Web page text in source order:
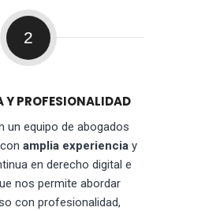
2
Y PROFESIONALIDAD
un equipo de abogados
amplia experienciay
en derecho digital e
nos permite abordar
con profesionalidad,